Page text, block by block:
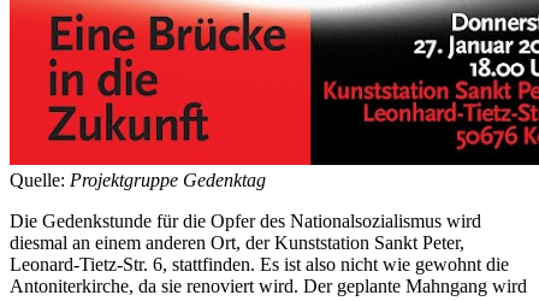
Quelle: Projektgruppe Gedenktag
Die Gedenkstunde für die Opfer des Nationalsozialismus wird
diesmal an einem anderen Ort, der Kunststation Sankt Peter,
Leonard-Tietz-Str. 6, stattfinden. Es ist also nicht wie gewohnt die
Antoniterkirche, da sie renoviert wird. Der geplante Mahngang wird